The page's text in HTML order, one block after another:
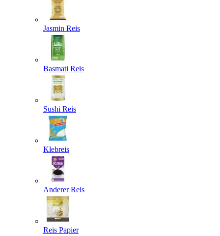
Jasmin Reis
Basmati Reis
Sushi Reis
Klebreis
Anderer Reis
Reis Papier